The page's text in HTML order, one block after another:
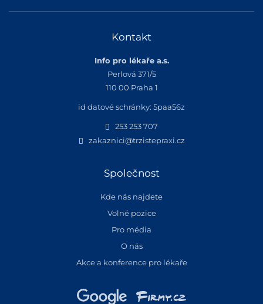
Kontakt
Info pro lékaře a.s.
Perlová 371/5
110 00 Praha 1
id datové schránky: 5paa56z
253 253 707
zakaznici@trzistepraxi.cz
Společnost
Kde nás najdete
Volné pozice
Pro média
O nás
Akce a konference pro lékaře